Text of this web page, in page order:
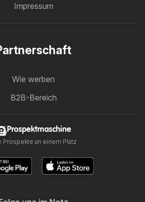
Impressum
Wie werben
B2B-Bereich
Prospektmaschine
Prospekte an einem Platz